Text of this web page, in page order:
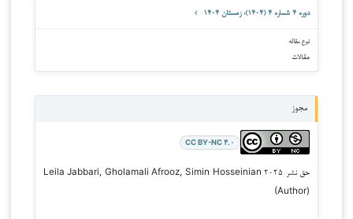
دوره ۴ شماره ۴ (۱۴۰۴): زمستان ۱۴۰۴
نوع مقاله
مقالات
مجوز
CC BY-NC ۴.۰
حق نشر ۲۰۲۵ Leila Jabbari, Gholamali Afrooz, Simin Hosseinian
(Author)